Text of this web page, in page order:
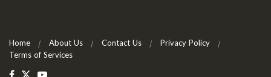
Home About Us Contact Us
Privacy Policy
Terms of Services